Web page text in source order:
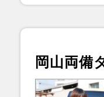
岡山両備